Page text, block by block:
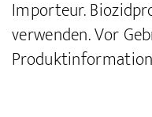
Importeur.
verwenden. Vor